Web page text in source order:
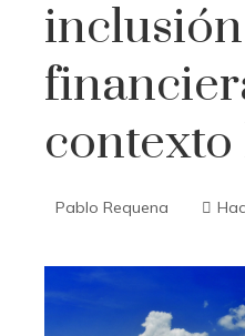
inclusión
Pablo Requena